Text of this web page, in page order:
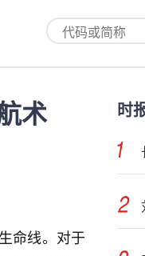
术
命线。对于
时